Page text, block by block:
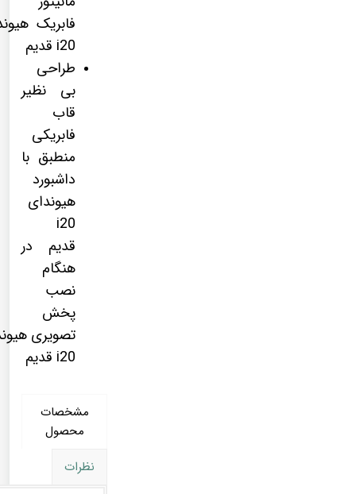
فابریک
i20 قدیم
طراحی
بی نظیر
قاب
فابریکی
منطبق با
داشبورد
هیوندای
i20
قدیم در
هنگام
نصب
پخش
تصویری
i20 قدیم
مشخصات
محصول
نظرات